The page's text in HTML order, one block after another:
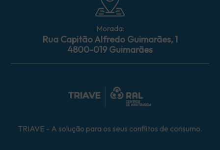
Morada:
Rua Capitão Alfredo Guimarães, 1
4800-019 Guimarães
TRIAVE - A solução para os seus conflitos de consumo.